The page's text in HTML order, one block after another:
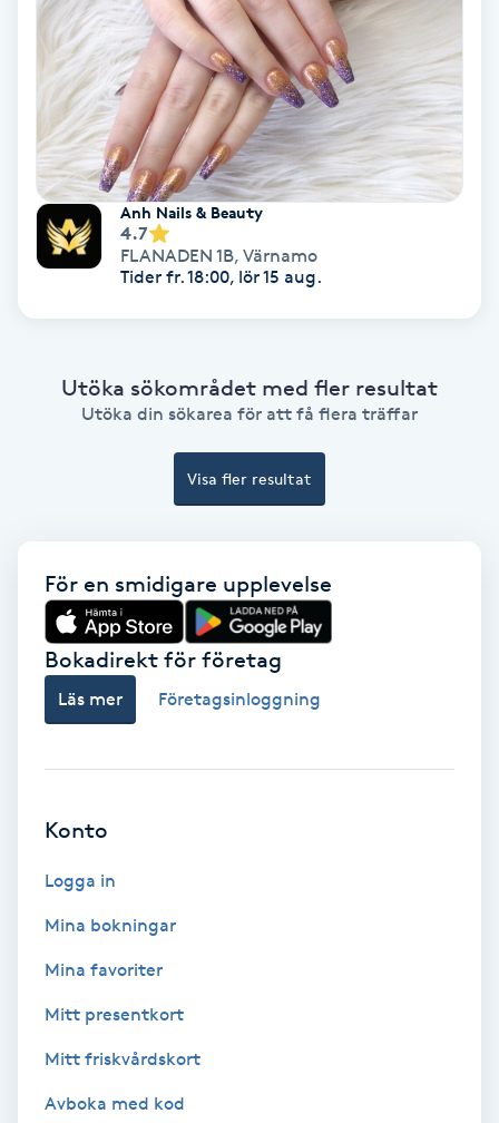
Ansiktsbehandling djuprengörande
Babylights
Balayage
Bambumassage
Brynformning
Brynfärgning
Celluliter
Color correction
Anh Nails & Beauty
4.7
FLANADEN 1B, Värnamo
Tider fr. 18:00, lör 15 aug.
Utöka sökområdet med fler resultat
Utöka din sökarea för att få flera träffar
Visa fler resultat
För en smidigare upplevelse
Bokadirekt för företag
Läs mer Företagsinloggning
Konto
Logga in
Mina bokningar
Mina favoriter
Mitt presentkort
Mitt friskvårdskort
Avboka med kod